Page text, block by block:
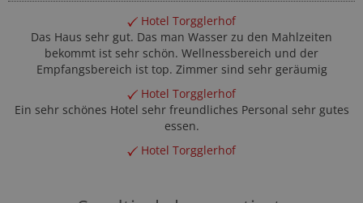
Hotel Torgglerhof
Das Haus sehr gut. Das man Wasser zu den Mahlzeiten
bekommt ist sehr schön. Wellnessbereich und der
Empfangsbereich ist top. Zimmer sind sehr geräumig
Hotel Torgglerhof
Ein sehr schönes Hotel sehr freundliches Personal sehr gutes
essen.
Hotel Torgglerhof